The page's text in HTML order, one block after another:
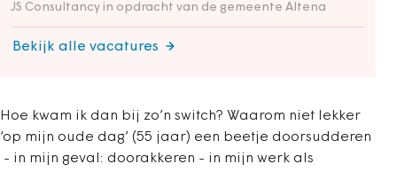
JS Consultancy in opdracht van de gemeente Altena
Bekijk alle vacatures
Hoe kwam ik dan bij zo’n switch? Waarom niet lekker
‘op mijn oude dag’ (55 jaar) een beetje doorsudderen
- in mijn geval: doorakkeren - in mijn werk als